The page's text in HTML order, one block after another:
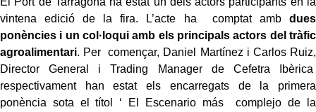
vintena edició de la fira. L’acte ha comptat ambdues
ponències i un col·loqui amb els principals actors del tràfic
agroalimentari. Per començar, Daniel Martínez i Carlos Ruiz,
Director General i Trading Manager de Cefetra Ibèrica
respectivament han estat els encarregats de la primera
ponència sota el títol ‘ El Escenario más complejo de la